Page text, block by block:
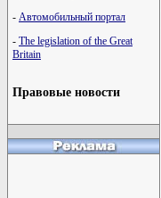
- Автомобильный портал
- The legislation of the Great
Britain
Правовые новости